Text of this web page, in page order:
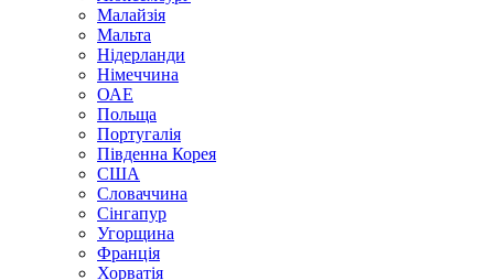
Малайзія
Мальта
Нідерланди
Німеччина
ОАЕ
Польща
Португалія
Південна Корея
США
Словаччина
Сінгапур
Угорщина
Франція
Хорватія